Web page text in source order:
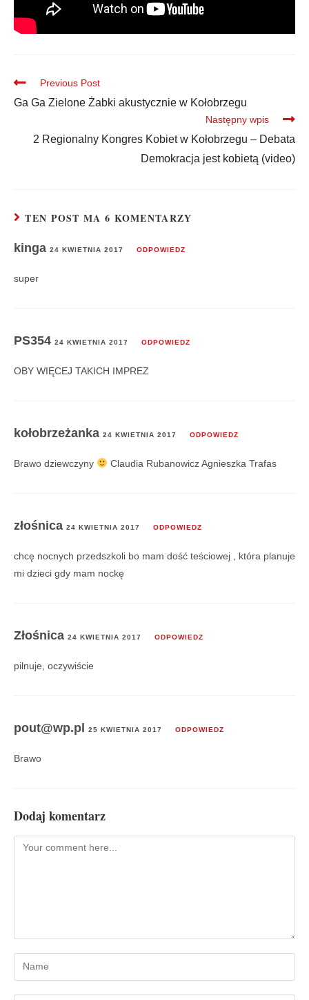
Previous Post
Ga Ga Zielone Żabki akustycznie w Kołobrzegu
Następny wpis
2 Regionalny Kongres Kobiet w Kołobrzegu – Debata
Demokracja jest kobietą (video)
TEN POST MA 6 KOMENTARZY
kinga 24 KWIETNIA 2017 ODPOWIEDZ
super
PS354 24 KWIETNIA 2017 ODPOWIEDZ
OBY WIĘCEJ TAKICH IMPREZ
kołobrzeżanka 24 KWIETNIA 2017 ODPOWIEDZ
Brawo dziewczyny Claudia Rubanowicz Agnieszka Trafas
złośnica 24 KWIETNIA 2017 ODPOWIEDZ
chcę nocnych przedszkoli bo mam dość teściowej , która planuje
mi dzieci gdy mam nockę
Złośnica 24 KWIETNIA 2017 ODPOWIEDZ
pilnuje, oczywiście
pout@wp.pl 25 KWIETNIA 2017 ODPOWIEDZ
Brawo
Dodaj komentarz